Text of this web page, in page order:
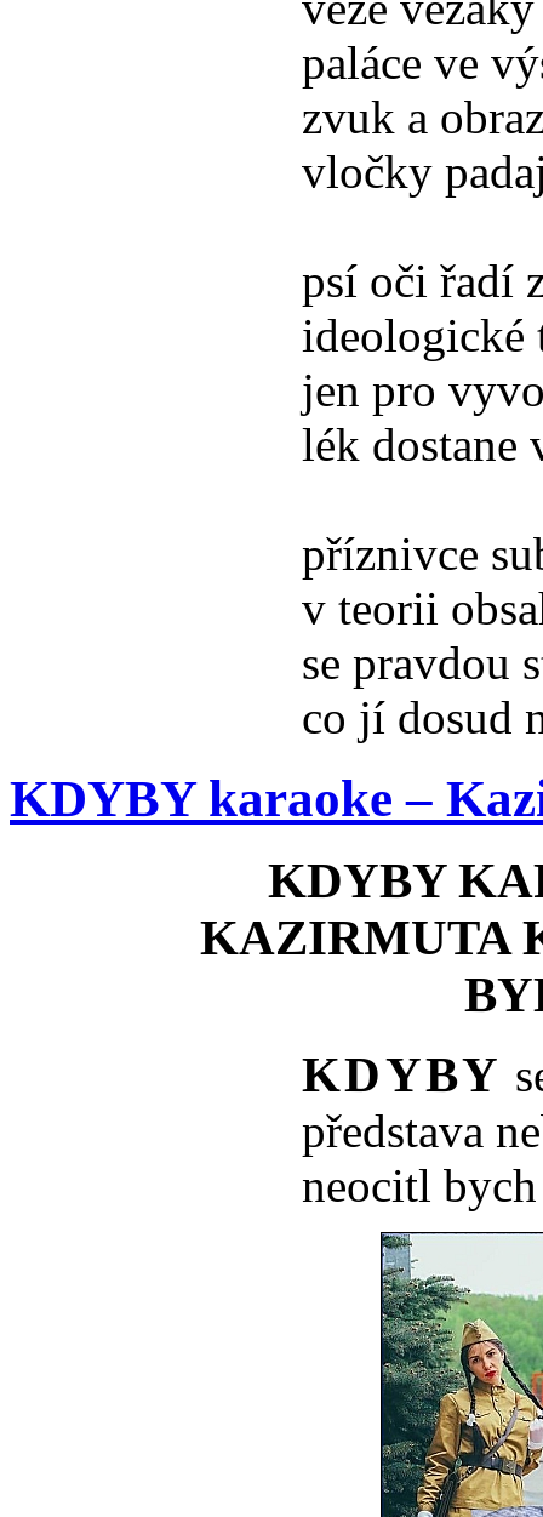
paláce ve
zvuk a
vločky
psí oči řadí
ideologické
jen pro
lék dostane
příznivce
v teorii
se pravdou
co jí dosud
KDYBY karaoke –
KDYBY
KAZIRMUTA
KDYBY
představa
neocitl